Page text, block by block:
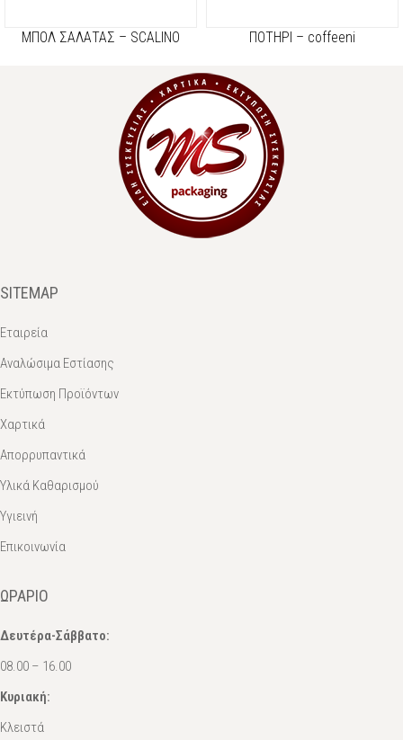
ΜΠΟΛ ΣΑΛΑΤΑΣ – SCALINO ΠΟΤΗΡΙ – coffeeni
SITEMAP
Εταιρεία
Αναλώσιμα Εστίασης
Εκτύπωση Προϊόντων
Χαρτικά
Απορρυπαντικά
Υλικά Καθαρισμού
Υγιεινή
Επικοινωνία
ΩΡΆΡΙΟ
Δευτέρα-Σάββατο:
08.00 – 16.00
Κυριακή:
Κλειστά